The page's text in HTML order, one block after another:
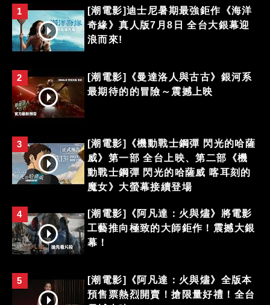
1
[潮電影]迪士尼暑期最強鉅作《海洋
奇緣》真人版7月8日 全台大銀幕迎
浪而來!
2
[潮電影]《曼達洛人與古古》銀河系
最期待的的冒險～震撼上映
3
[潮電影]《機動戰士鋼彈 閃光的哈薩
威》第一部 全台上映、第二部《機
動戰士鋼彈 閃光的哈薩威 喀耳刻的
魔女》大螢幕接續登場
4
[潮電影]《阿凡達：火與燼》將電影
工藝推向極致的大師鉅作！震撼大銀
幕！
5
[潮電影]《阿凡達：火與燼》全版本
預售票熱烈開賣！搶限量好禮！全台